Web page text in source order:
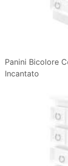
Panini Bicolore
Incantato